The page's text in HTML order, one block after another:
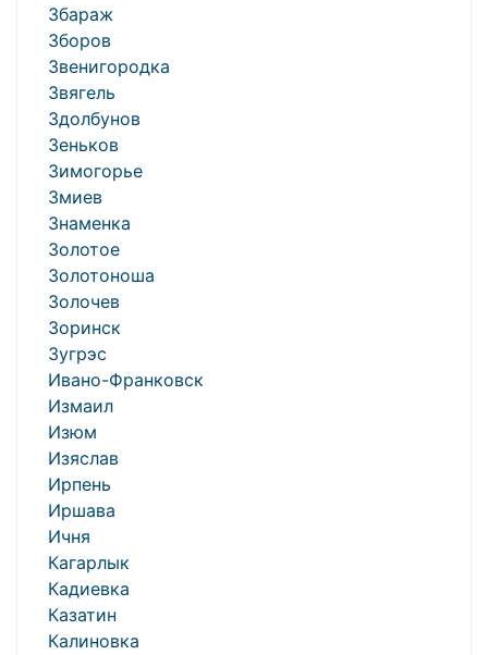
Збараж
Зборов
Звенигородка
Звягель
Здолбунов
Зеньков
Зимогорье
Змиев
Знаменка
Золотое
Золотоноша
Золочев
Зоринск
Зугрэс
Ивано-Франковск
Измаил
Изюм
Изяслав
Ирпень
Иршава
Ичня
Кагарлык
Кадиевка
Казатин
Калиновка